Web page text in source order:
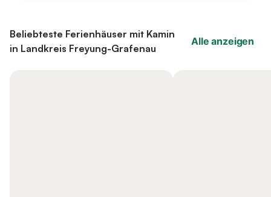
Beliebteste Ferienhäuser mit Kamin
in Landkreis Freyung-Grafenau
Alle anzeigen